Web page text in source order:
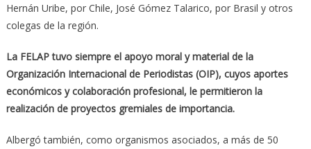
Hernán Uribe, por Chile, José Gómez Talarico, por Brasil y otros
colegas de la región.
La FELAP tuvo siempre el apoyo moral y material de la
Organización Internacional de Periodistas (OIP), cuyos aportes
económicos y colaboración profesional, le permitieron la
realización de proyectos gremiales de importancia.
Albergó también, como organismos asociados, a más de 50